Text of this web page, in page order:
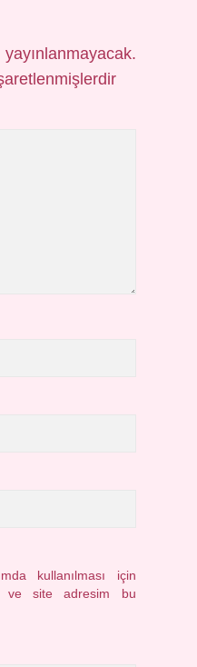
kullanılması için
ve site adresim bu